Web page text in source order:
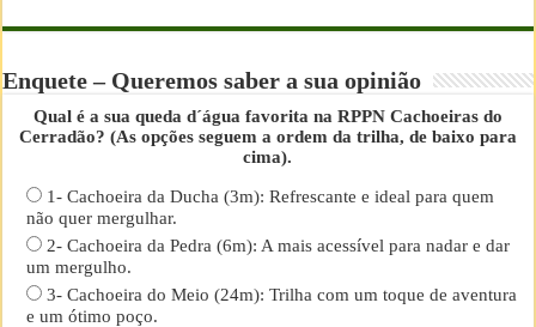
Enquete – Queremos saber a sua opinião
Qual é a sua queda d´água favorita na RPPN Cachoeiras do
Cerradão? (As opções seguem a ordem da trilha, de baixo para
cima).
1- Cachoeira da Ducha (3m): Refrescante e ideal para quem
não quer mergulhar.
2- Cachoeira da Pedra (6m): A mais acessível para nadar e dar
um mergulho.
3- Cachoeira do Meio (24m): Trilha com um toque de aventura
e um ótimo poço.